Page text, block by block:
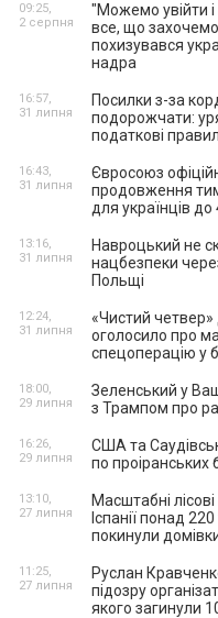
"Можемо увійти
все, що
похизувався
надра
09:25,
2 серпня
Посилки з-за
подорожчати:
податкові
16:57,
31 липня
Євросоюз
продовження
для українців
16:43,
31 липня
Навроцький не
нацбезпеки
Польщі
13:16,
31 липня
«Чистий
оголосило про
спецоперацію у
12:24,
31 липня
Зеленський у
з Трампом про
18:00,
29 липня
США та
по проіранських
16:26,
29 липня
Масштабні
Іспанії понад
покинули
13:10,
27 липня
Руслан
підозру
якого загинули
11:25,
27 липня